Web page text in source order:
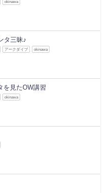
okinawa
タ三昧♪
アークダイブ okinawa
を見たOW講習
okinawa